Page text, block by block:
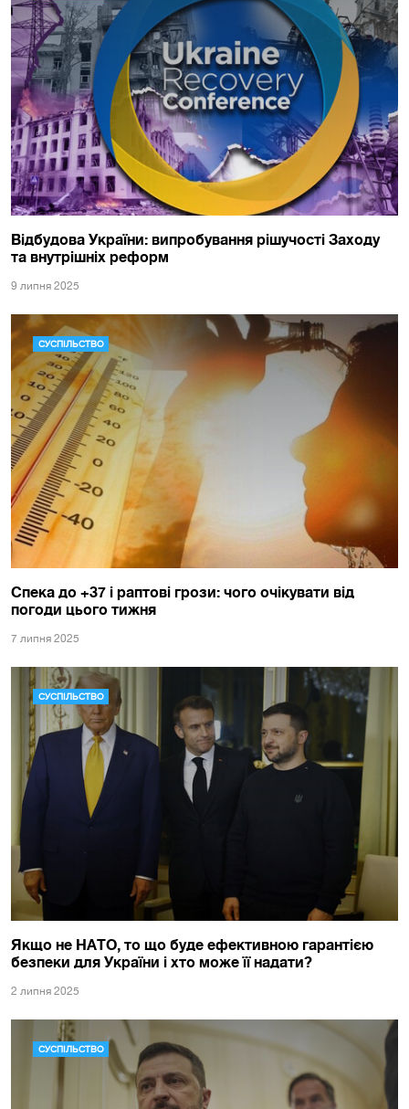
Відбудова України: випробування рішучості Заходу
та внутрішніх реформ
9 липня 2025
СУСПІЛЬСТВО
Спека до +37 і раптові грози: чого очікувати від
погоди цього тижня
7 липня 2025
СУСПІЛЬСТВО
Якщо не НАТО, то що буде ефективною гарантією
безпеки для України і хто може її надати?
2 липня 2025
СУСПІЛЬСТВО